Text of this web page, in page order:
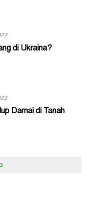
di Ukraina?
Damai di Tanah